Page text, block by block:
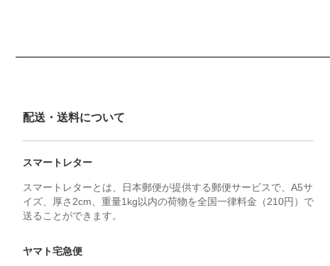
配送・送料について
スマートレター
スマートレターとは、日本郵便が提供する郵便サービスで、A5サ
イズ、厚さ2cm、重量1kg以内の荷物を全国一律料金（210円）で
送ることができます。
ヤマト宅急便